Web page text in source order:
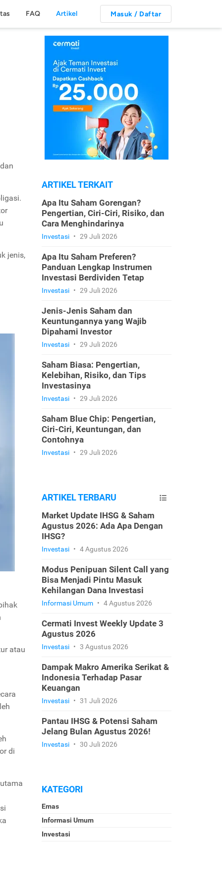
FAQ Artikel Masuk / Daftar
jenis,
atau
di
ARTIKEL TERKAIT
Apa Itu Saham Gorengan?
Pengertian, Ciri-Ciri, Risiko, dan
Cara Menghindarinya
Investasi • 29 Juli 2026
Apa Itu Saham Preferen?
Panduan Lengkap Instrumen
Investasi Berdividen Tetap
Investasi • 29 Juli 2026
Jenis-Jenis Saham dan
Keuntungannya yang Wajib
Dipahami Investor
Investasi • 29 Juli 2026
Saham Biasa: Pengertian,
Kelebihan, Risiko, dan Tips
Investasinya
Investasi • 29 Juli 2026
Saham Blue Chip: Pengertian,
Ciri-Ciri, Keuntungan, dan
Contohnya
Investasi • 29 Juli 2026
ARTIKEL TERBARU
Market Update IHSG & Saham
Agustus 2026: Ada Apa Dengan
IHSG?
Investasi • 4 Agustus 2026
Modus Penipuan Silent Call yang
Bisa Menjadi Pintu Masuk
Kehilangan Dana Investasi
Informasi Umum • 4 Agustus 2026
Cermati Invest Weekly Update 3
Agustus 2026
Investasi • 3 Agustus 2026
Dampak Makro Amerika Serikat &
Indonesia Terhadap Pasar
Keuangan
Investasi • 31 Juli 2026
Pantau IHSG & Potensi Saham
Jelang Bulan Agustus 2026!
Investasi • 30 Juli 2026
KATEGORI
Emas
Informasi Umum
Investasi